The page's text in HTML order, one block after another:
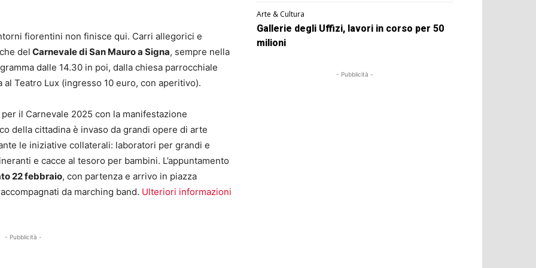
fiorentini non finisce qui. Carri allegorici e
del Carnevale di San Mauro a Signa, sempre nella
dalle 14.30 in poi, dalla chiesa parrocchiale
Teatro Lux (ingresso 10 euro, con aperitivo).
il Carnevale 2025 con la manifestazione
della cittadina è invaso da grandi opere di arte
le iniziative collaterali: laboratori per grandi e
e cacce al tesoro per bambini. L’appuntamento
22 febbraio, con partenza e arrivo in piazza
da marching band. Ulteriori informazioni
- Pubblicità -
Arte & Cultura
Gallerie degli Uffizi, lavori in corso per 50
milioni
- Pubblicità -